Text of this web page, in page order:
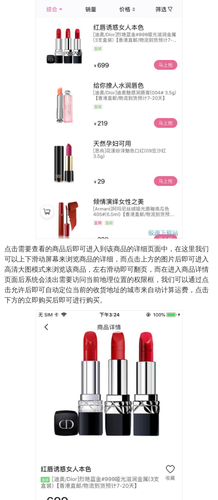
点击需要查看的商品后即可进入到该商品的详细页面中，在这里我们
可以上下滑动屏幕来浏览商品的详细，而点击上方的图片后即可进入
高清大图模式来浏览该商品，左右滑动即可翻页，而在进入商品详情
页面后系统会淡出需要访问当前地理位置的权限框，我们可以通过点
击允许后即可自动定位当前的收货地址的城市来自动计算运费，点击
下方的立即购买后即可进行购买。